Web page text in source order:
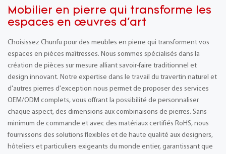
Mobilier en pierre qui transforme les
espaces en œuvres d'art
Choisissez Chunfu pour des meubles en pierre qui transforment vos
espaces en pièces maîtresses. Nous sommes spécialisés dans la
création de pièces sur mesure alliant savoir-faire traditionnel et
design innovant. Notre expertise dans le travail du travertin naturel et
d'autres pierres d'exception nous permet de proposer des services
OEM/ODM complets, vous offrant la possibilité de personnaliser
chaque aspect, des dimensions aux combinaisons de pierres. Sans
minimum de commande et avec des matériaux certifiés RoHS, nous
fournissons des solutions flexibles et de haute qualité aux designers,
hôteliers et particuliers exigeants du monde entier, garantissant que